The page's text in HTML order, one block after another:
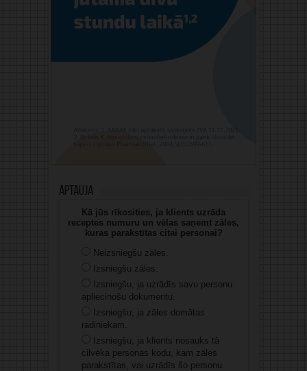
Aptauja
Kā jūs rīkosities, ja klients uzrāda
receptes numuru un vēlas saņemt zāles,
kuras parakstītas citai personai?
Neizsniegšu zāles.
Izsniegšu zāles.
Izsniegšu, ja uzrādīs savu personu
apliecinošu dokumentu.
Izsniegšu, ja zāles domātas
radiniekam.
Izsniegšu, ja klients nosauks tā
cilvēka personas kodu, kam zāles
parakstītas, vai uzrādīs šo personu